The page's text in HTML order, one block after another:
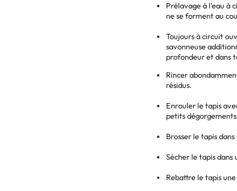
Prélavage à l'eau à
ne se forment au
Toujours à circuit
savonneuse
profondeur et dans
Rincer
résidus.
Enrouler le tapis
petits
Brosser le tapis
Sécher le tapis dans
Rebattre le tapis